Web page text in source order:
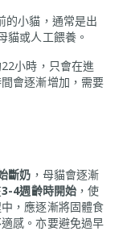
的小貓，通常是出
貓或人工餵養。
小時，只會在進
會逐漸增加，需要
斷奶 ，母貓會逐漸
3-4週齡時開始 ，使
，應逐漸將固體食
感。亦要避免過早